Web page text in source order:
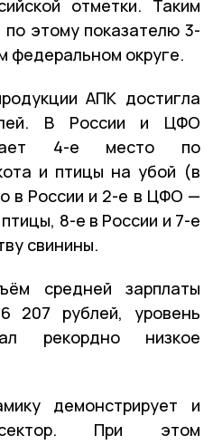
отметки. Таким
этому показателю 3-
федеральном округе.
АПК достигла
В России и ЦФО
4-е место по
и птицы на убой (в
в России и 2-е в ЦФО —
8-е в России и 7-е
свинины.
средней зарплаты
207 рублей, уровень
рекордно низкое
демонстрирует и
сектор. При этом